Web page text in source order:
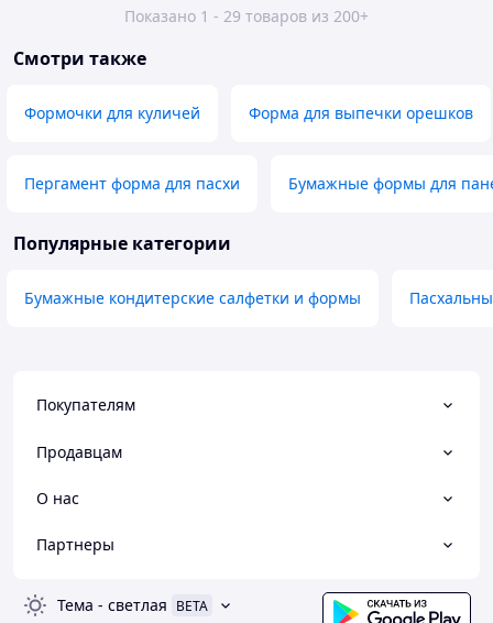
Показано 1 - 29 товаров из 200+
Смотри также
Формочки для куличей Форма для выпечки орешков
Пергамент форма для пасхи Бумажные формы для
Популярные категории
Бумажные кондитерские салфетки и формы
Покупателям
Продавцам
О нас
Партнеры
Тема - светлая BETA